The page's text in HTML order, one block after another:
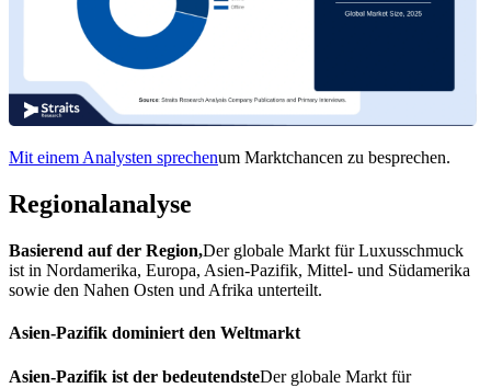
Mit einem Analysten sprechenum Marktchancen zu besprechen.
Regionalanalyse
Basierend auf der Region,Der globale Markt für Luxusschmuck
ist in Nordamerika, Europa, Asien-Pazifik, Mittel- und Südamerika
sowie den Nahen Osten und Afrika unterteilt.
Asien-Pazifik dominiert den Weltmarkt
Asien-Pazifik ist der bedeutendsteDer globale Markt für